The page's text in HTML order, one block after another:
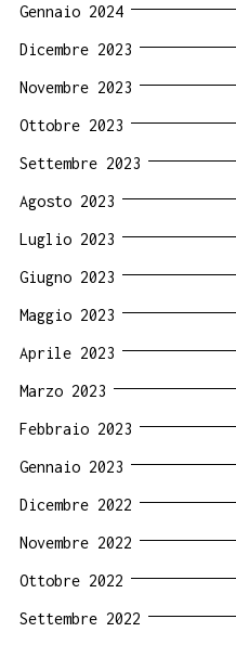
Gennaio 2024
Dicembre 2023
Novembre 2023
Ottobre 2023
Settembre 2023
Agosto 2023
Luglio 2023
Giugno 2023
Maggio 2023
Aprile 2023
Marzo 2023
Febbraio 2023
Gennaio 2023
Dicembre 2022
Novembre 2022
Ottobre 2022
Settembre 2022